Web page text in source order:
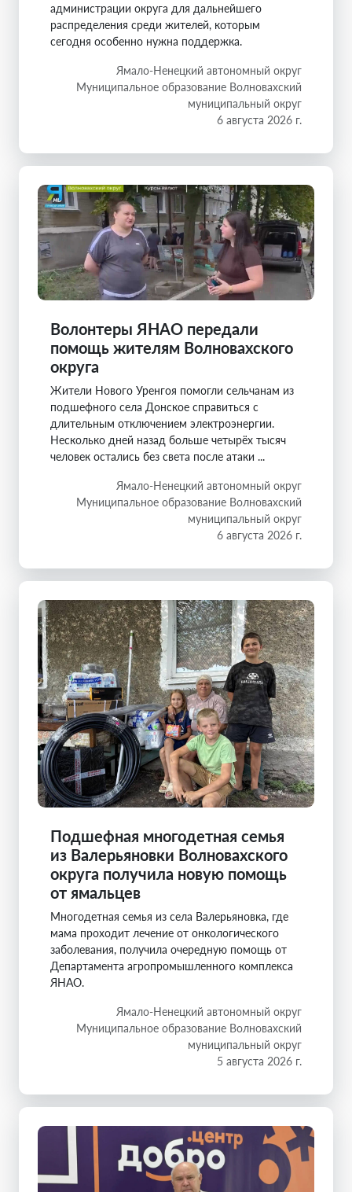
администрации округа для дальнейшего
распределения среди жителей, которым
сегодня особенно нужна поддержка.
Ямало-Ненецкий автономный округ
Муниципальное образование Волновахский
муниципальный округ
6 августа 2026 г.
Волонтеры ЯНАО передали
помощь жителям Волновахского
округа
Жители Нового Уренгоя помогли сельчанам из
подшефного села Донское справиться с
длительным отключением электроэнергии.
Несколько дней назад больше четырёх тысяч
человек остались без света после атаки ...
Ямало-Ненецкий автономный округ
Муниципальное образование Волновахский
муниципальный округ
6 августа 2026 г.
Подшефная многодетная семья
из Валерьяновки Волновахского
округа получила новую помощь
от ямальцев
Многодетная семья из села Валерьяновка, где
мама проходит лечение от онкологического
заболевания, получила очередную помощь от
Департамента агропромышленного комплекса
ЯНАО.
Ямало-Ненецкий автономный округ
Муниципальное образование Волновахский
муниципальный округ
5 августа 2026 г.